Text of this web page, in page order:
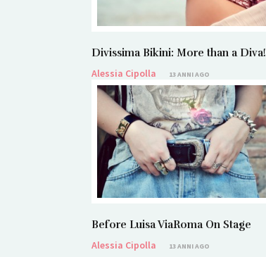
Divissima Bikini: More than a Diva!
Alessia Cipolla
13 ANNI AGO
Before Luisa ViaRoma On Stage
Alessia Cipolla
13 ANNI AGO